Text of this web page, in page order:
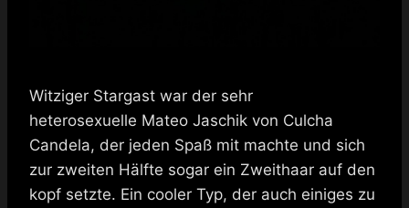
Witziger Stargast war der sehr
heterosexuelle Mateo Jaschik von Culcha
Candela, der jeden Spaß mit machte und sich
zur zweiten Hälfte sogar ein Zweithaar auf den
kopf setzte. Ein cooler Typ, der auch einiges zu